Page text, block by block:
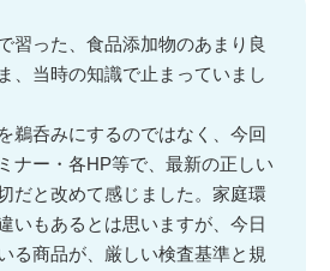
習った、食品添加物のあまり良
、当時の知識で止まっていまし
鵜呑みにするのではなく、今回
ナー・各HP等で、最新の正しい
だと改めて感じました。家庭環
いもあるとは思いますが、今日
る商品が、厳しい検査基準と規